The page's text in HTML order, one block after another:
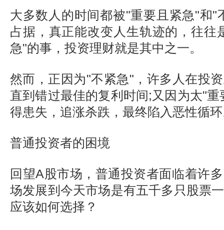
大多数人的时间都被"重要且紧急"和"
占据，真正能改变人生轨迹的，往往
急"的事，投资理财就是其中之一。
然而，正因为"不紧急"，许多人在投
直到错过最佳的复利时间;又因为太"
得患失，追涨杀跌，最终陷入恶性循
普通投资者的困境
回望A股市场，普通投资者面临着许
场发展到今天市场是有五千多只股票
应该如何选择？